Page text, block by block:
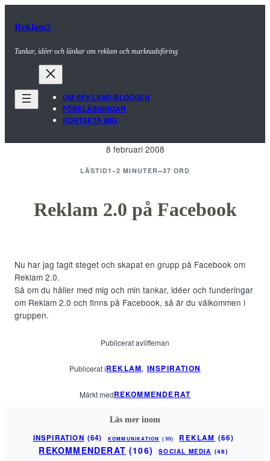
Reklam2
Tankar, idéer och länkar om reklam och marknadsföring
OM REKLAM2-BLOGGEN
FÖRELÄSNINGAR
KONTAKTA MIG
8 februari 2008
LÄSTID1–2 MINUTER–37 ORD
Reklam 2.0 på Facebook
Nu har jag tagit steget och skapat en grupp på Facebook om
Reklam 2.0.
Så om du håller med mig och min tankar, idéer och funderingar
om Reklam 2.0 och finns på Facebook, så är du välkommen i
gruppen.
Publicerat avliffeman
Publicerat iREKLAM, INSPIRATION
Märkt medREKOMMENDERAT
Läs mer inom
INSPIRATION (64) KOMMUNIKATION (30) REKLAM (66)
REKOMMENDERAT (106) SOCIAL MEDIA (46)